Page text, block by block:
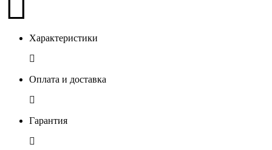
Характеристики
Оплата и доставка
Гарантия